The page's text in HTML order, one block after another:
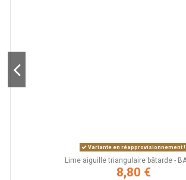
Variante en réapprovisionnement !
Lime aiguille triangulaire bâtarde -
8,80 €